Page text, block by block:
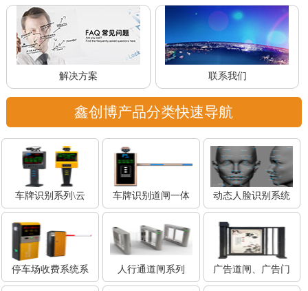
解决方案 联系我们
鑫创博产品分类快速导航
车牌识别系列\云 车牌识别道闸一体 动态人脸识别系统
停车场收费系统系 人行通道闸系列 广告道闸、广告门